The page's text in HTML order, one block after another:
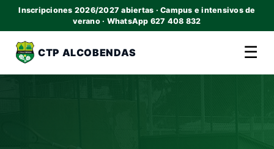
Inscripciones 2026/2027 abiertas · Campus e intensivos de
verano · WhatsApp 627 408 832
CTP ALCOBENDAS ☰